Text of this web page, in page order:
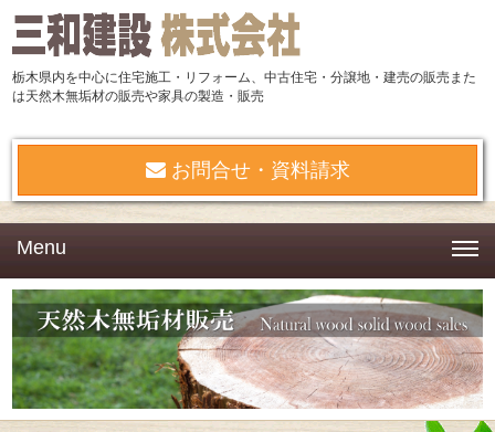
栃木県内を中心に住宅施工・リフォーム、中古住宅・分譲地・建売の販売また
は天然木無垢材の販売や家具の製造・販売
お問合せ・資料請求
Menu